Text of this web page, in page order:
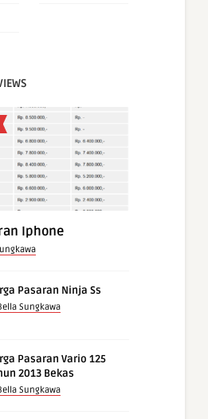
Iphone
Pasaran Ninja Ss
Sungkawa
Pasaran Vario 125
2013 Bekas
Sungkawa